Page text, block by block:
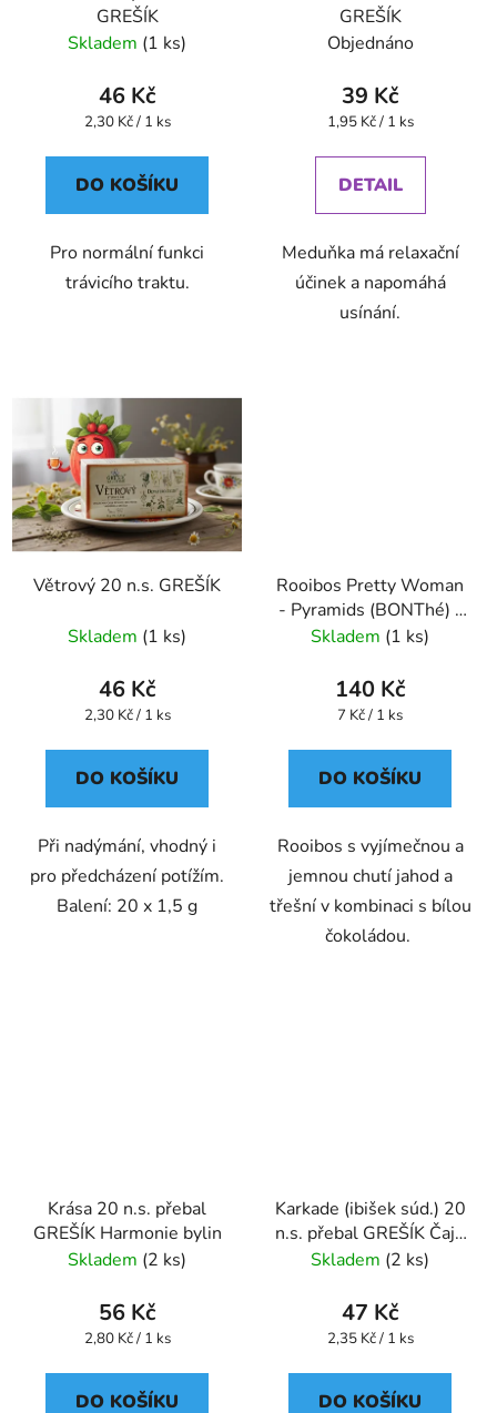
GREŠÍK
Skladem (1 ks)
46 Kč
Měrná
2,30 Kč / 1 ks
DO KOŠÍKU
Pro normální funkci
trávicího traktu.
GREŠÍK
Objednáno
39 Kč
Měrná
1,95 Kč / 1 ks
DETAIL
Meduňka má relaxační
účinek a napomáhá
usínání.
Větrový 20 n.s. GREŠÍK
Skladem (1 ks)
46 Kč
Měrná
2,30 Kč / 1 ks
DO KOŠÍKU
Při nadýmání, vhodný i
pro předcházení potížím.
Balení: 20 x 1,5 g
Rooibos Pretty Woman
- Pyramids (BONThé) -
Oxalis
Skladem (1 ks)
140 Kč
Měrná
7 Kč / 1 ks
DO KOŠÍKU
Rooibos s vyjímečnou a
jemnou chutí jahod a
třešní v kombinaci s bílou
čokoládou.
Krása 20 n.s. přebal
GREŠÍK Harmonie bylin
Skladem (2 ks)
56 Kč
Měrná
2,80 Kč / 1 ks
DO KOŠÍKU
Karkade (ibišek súd.) 20
n.s. přebal GREŠÍK Čaje
4 světadílů
Skladem (2 ks)
47 Kč
Měrná
2,35 Kč / 1 ks
DO KOŠÍKU